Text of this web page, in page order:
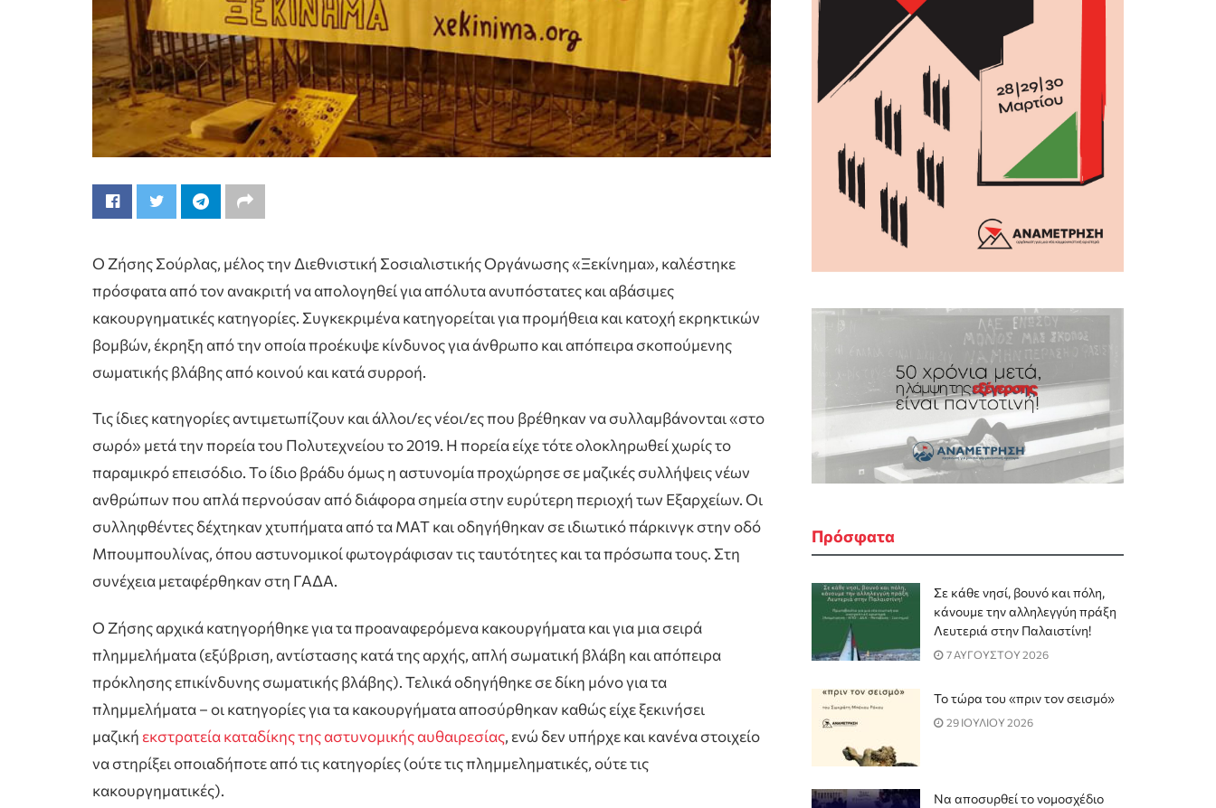
Ο Ζήσης Σούρλας, μέλος την Διεθνιστική Σοσιαλιστικής Οργάνωσης «Ξεκίνημα», καλέστηκε
πρόσφατα από τον ανακριτή να απολογηθεί για απόλυτα ανυπόστατες και αβάσιμες
κακουργηματικές κατηγορίες. Συγκεκριμένα κατηγορείται για προμήθεια και κατοχή εκρηκτικών
βομβών, έκρηξη από την οποία προέκυψε κίνδυνος για άνθρωπο και απόπειρα σκοπούμενης
σωματικής βλάβης από κοινού και κατά συρροή.
Τις ίδιες κατηγορίες αντιμετωπίζουν και άλλοι/ες νέοι/ες που βρέθηκαν να συλλαμβάνονται «στο
σωρό» μετά την πορεία του Πολυτεχνείου το 2019. Η πορεία είχε τότε ολοκληρωθεί χωρίς το
παραμικρό επεισόδιο. Το ίδιο βράδυ όμως η αστυνομία προχώρησε σε μαζικές συλλήψεις νέων
ανθρώπων που απλά περνούσαν από διάφορα σημεία στην ευρύτερη περιοχή των Εξαρχείων. Οι
συλληφθέντες δέχτηκαν χτυπήματα από τα ΜΑΤ και οδηγήθηκαν σε ιδιωτικό πάρκινγκ στην οδό
Μπουμπουλίνας, όπου αστυνομικοί φωτογράφισαν τις ταυτότητες και τα πρόσωπα τους. Στη
συνέχεια μεταφέρθηκαν στη ΓΑΔΑ.
Ο Ζήσης αρχικά κατηγορήθηκε για τα προαναφερόμενα κακουργήματα και για μια σειρά
πλημμελήματα (εξύβριση, αντίστασης κατά της αρχής, απλή σωματική βλάβη και απόπειρα
πρόκλησης επικίνδυνης σωματικής βλάβης). Τελικά οδηγήθηκε σε δίκη μόνο για τα
πλημμελήματα – οι κατηγορίες για τα κακουργήματα αποσύρθηκαν καθώς είχε ξεκινήσει
μαζική εκστρατεία καταδίκης της αστυνομικής αυθαιρεσίας, ενώ δεν υπήρχε και κανένα στοιχείο
να στηρίξει οποιαδήποτε από τις κατηγορίες (ούτε τις πλημμεληματικές, ούτε τις
κακουργηματικές).
Πρόσφατα
Σε κάθε νησί, βουνό και πόλη,
κάνουμε την αλληλεγγύη πράξη
Λευτεριά στην Παλαιστίνη!
7 ΑΥΓΟΥΣΤΟΥ 2026
Το τώρα του «πριν τον σεισμό»
29 ΙΟΥΛΙΟΥ 2026
Να αποσυρθεί το νομοσχέδιο